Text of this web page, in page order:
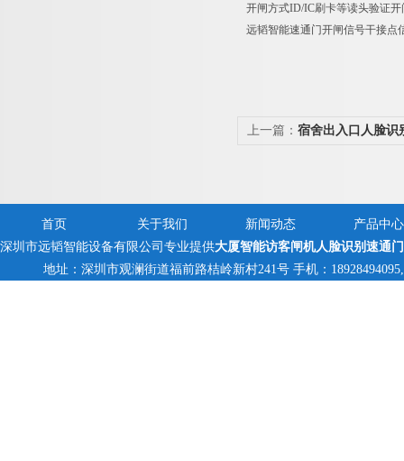
开闸方式ID/IC刷卡等读头验证
远韬智能速通门开闸信号干接点
上一篇： 宿舍出入口人脸识
首页 关于我们 新闻动态
产品中心
深圳市远韬智能设备有限公司专业提供大厦智能访客闸机人脸识别速通门
地址：深圳市观澜街道福前路桔岭新村241号 手机：